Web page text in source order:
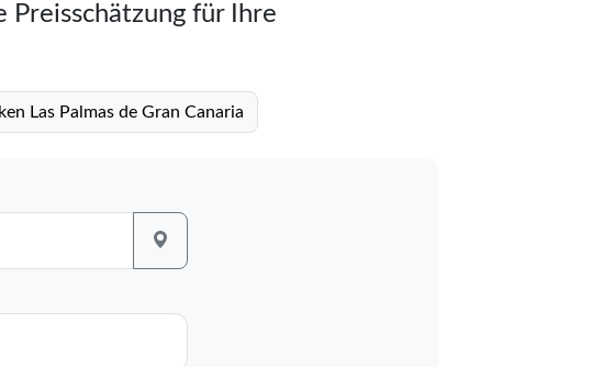
Preisschätzung für Ihre
Las Palmas de Gran Canaria